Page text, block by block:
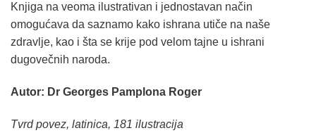
Knjiga na veoma ilustrativan i jednostavan način
omogućava da saznamo kako ishrana utiče na naše
zdravlje, kao i šta se krije pod velom tajne u ishrani
dugovečnih naroda.
Autor: Dr Georges Pamplona Roger
Tvrd povez, latinica, 181 ilustracija